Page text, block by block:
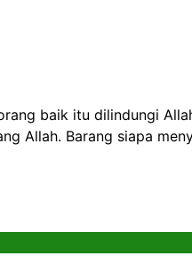
baik itu dilindungi
Allah. Barang siapa